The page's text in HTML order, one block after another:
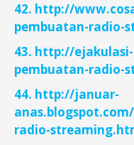
42. http://
pembuatan-radio-
43. http://
pembuatan-radio-
44. http://januar-
radio-